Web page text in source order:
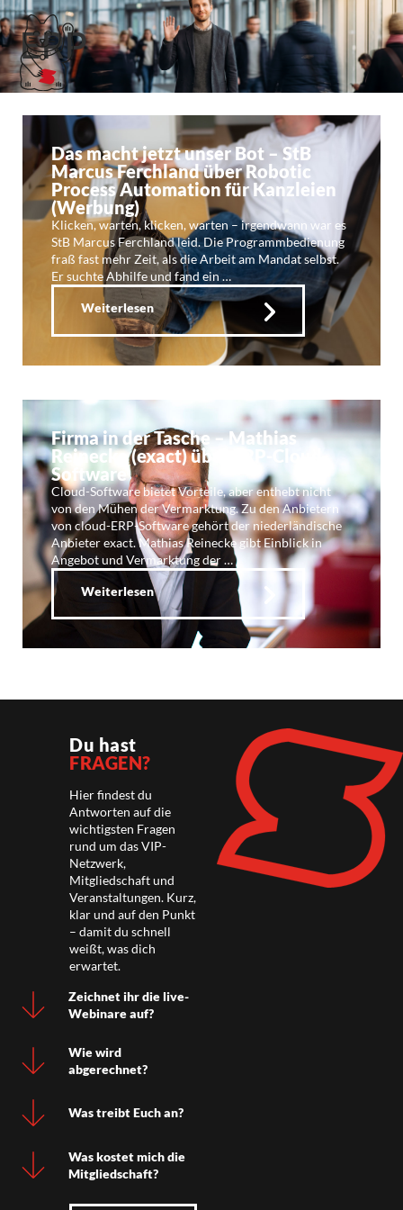
ERP
Das macht jetzt unser Bot – StB
Marcus Ferchland über Robotic
Process Automation für Kanzleien
(Werbung)
Klicken, warten, klicken, warten – irgendwann war es
StB Marcus Ferchland leid. Die Programmbedienung
fraß fast mehr Zeit, als die Arbeit am Mandat selbst.
Er suchte Abhilfe und fand ein …
Weiterlesen
Firma in der Tasche – Mathias
Reinecke (exact) über ERP-Cloud-
Software
Cloud-Software bietet Vorteile, aber enthebt nicht
von den Mühen der Vermarktung. Zu den Anbietern
von cloud-ERP-Software gehört der niederländische
Anbieter exact. Mathias Reinecke gibt Einblick in
Angebot und Vermarktung der …
Weiterlesen
Du hast
FRAGEN?
Hier findest du
Antworten auf die
wichtigsten Fragen
rund um das VIP-
Netzwerk,
Mitgliedschaft und
Veranstaltungen. Kurz,
klar und auf den Punkt
– damit du schnell
weißt, was dich
erwartet.
Zeichnet ihr die live-
Webinare auf?
Wie wird
abgerechnet?
Was treibt Euch an?
Was kostet mich die
Mitgliedschaft?